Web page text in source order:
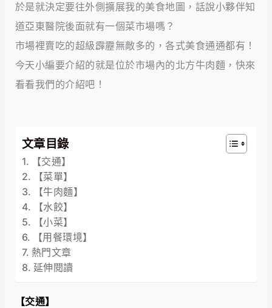
於是就決定要往外側擴展我的美食地圖，話說小夥伴知
道亞東醫院後面就有一個菜市場嗎？
市場裡賣吃的超級霹靂無敵多的，各式美食通通都有！
今天小編要介紹的就是位於市場內的北方牛肉麵，快來
看看我們的介紹吧！
文章目錄
【交通】
【菜單】
【牛肉麵】
【水餃】
【小菜】
【用餐環境】
熱門文章
延伸閱讀
【交通】